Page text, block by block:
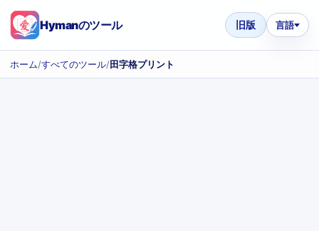
Hymanのツール 旧版 言語
ホーム/すべてのツール/田字格プリント